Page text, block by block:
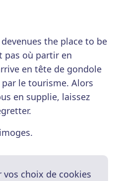
the place to be
pas où partir en
en tête de gondole
par le tourisme. Alors
en supplie, laissez
choix de cookies